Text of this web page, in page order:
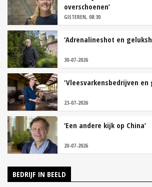
overschoenen’
GISTEREN, 08:30
‘Adrenalineshot en
30-07-2026
‘Vleesvarkensbedrijven en
23-07-2026
‘Een andere kijk op China’
20-07-2026
BEDRIJF IN BEELD